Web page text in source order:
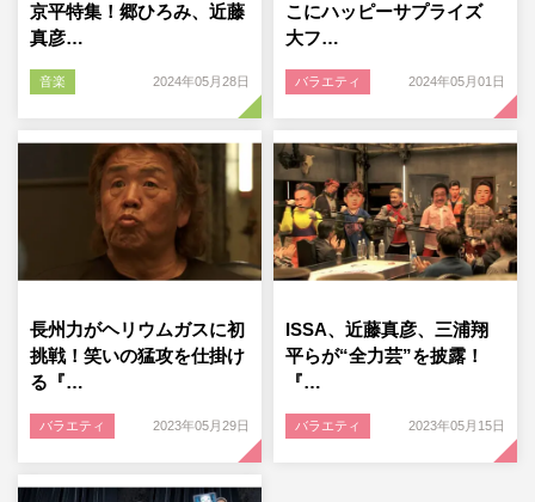
京平特集！郷ひろみ、近藤
真彦…
音楽 2024年05月28日
こにハッピーサプライズ
大フ…
バラエティ 2024年05月01日
長州力がヘリウムガスに初
挑戦！笑いの猛攻を仕掛け
る『…
バラエティ 2023年05月29日
ISSA、近藤真彦、三浦翔
平らが“全力芸”を披露！
『…
バラエティ 2023年05月15日